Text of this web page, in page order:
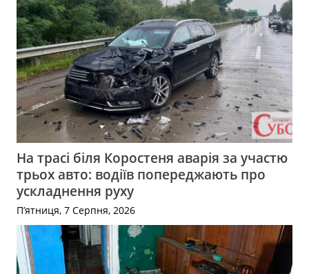
На трасі біля Коростеня аварія за участю
трьох авто: водіїв попереджають про
ускладнення руху
П’ятниця, 7 Серпня, 2026